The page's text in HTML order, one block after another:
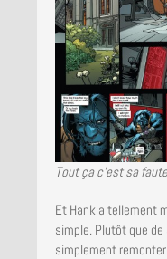
Tout ça c’est sa
Et Hank a tellement
simple. Plutôt que de
simplement